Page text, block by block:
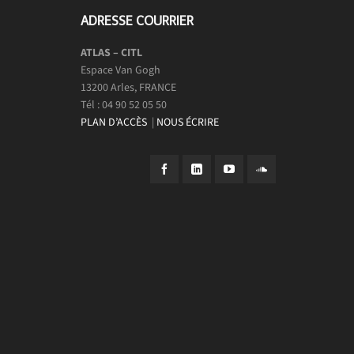
ADRESSE COURRIER
ATLAS – CITL
Espace Van Gogh
13200 Arles, FRANCE
Tél : 04 90 52 05 50
PLAN D’ACCÈS | NOUS ÉCRIRE